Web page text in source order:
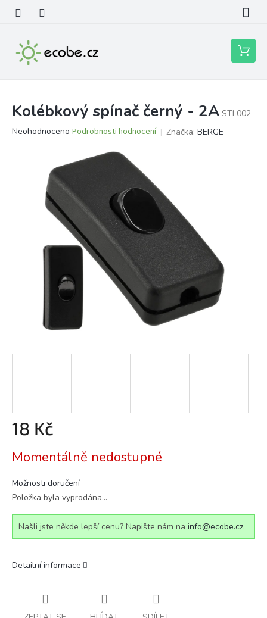
obsah
Nákupní
košík
Kolébkový spínač černý - 2A STL002
Průměrné
hvězdiček.
Neohodnoceno Podrobnosti hodnocení Značka: BERGE
18 Kč
cena:
Momentálně nedostupné
Možnosti doručení
Položka byla vyprodána…
Našli jste někde lepší cenu? Napište nám na info@ecobe.cz.
Detailní informace